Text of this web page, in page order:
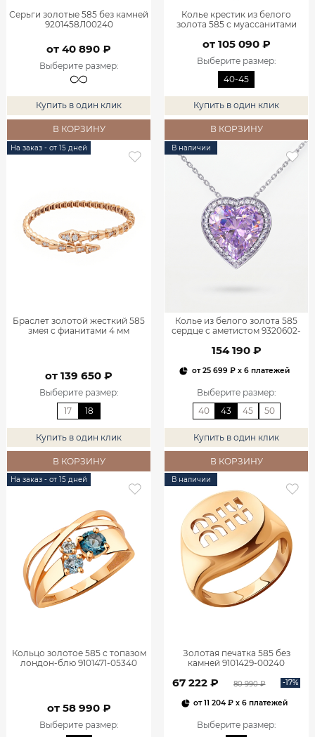
Серьги золотые 585 без камней
9201458Л00240
от 40 890 ₽
Выберите размер:
Купить в один клик
В КОРЗИНУ
Колье крестик из белого
золота 585 с муассанитами
от 105 090 ₽
Выберите размер:
40-45
Купить в один клик
В КОРЗИНУ
На заказ - от 15 дней
Браслет золотой жесткий 585
змея с фианитами 4 мм
от 139 650 ₽
Выберите размер:
17
18
Купить в один клик
В КОРЗИНУ
В наличии
Колье из белого золота 585
сердце с аметистом 9320602-
154 190 ₽
от25 699 ₽x 6 платежей
Выберите размер:
40
43 45 50
Купить в один клик
В КОРЗИНУ
На заказ - от 15 дней
Кольцо золотое 585 с топазом
лондон-блю 9101471-05340
от 58 990 ₽
Выберите размер:
В наличии
Золотая печатка 585 без
камней 9101429-00240
67 222 ₽ 80 990 ₽ -17%
от11 204 ₽ x 6 платежей
Выберите размер: